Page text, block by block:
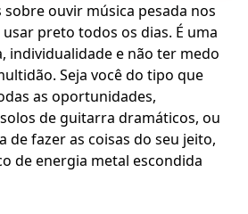
sobre ouvir música pesada nos
preto todos os dias. É uma
individualidade e não ter medo
Seja você do tipo que
as oportunidades,
solos de guitarra dramáticos, ou
de fazer as coisas do seu jeito,
de energia metal escondida